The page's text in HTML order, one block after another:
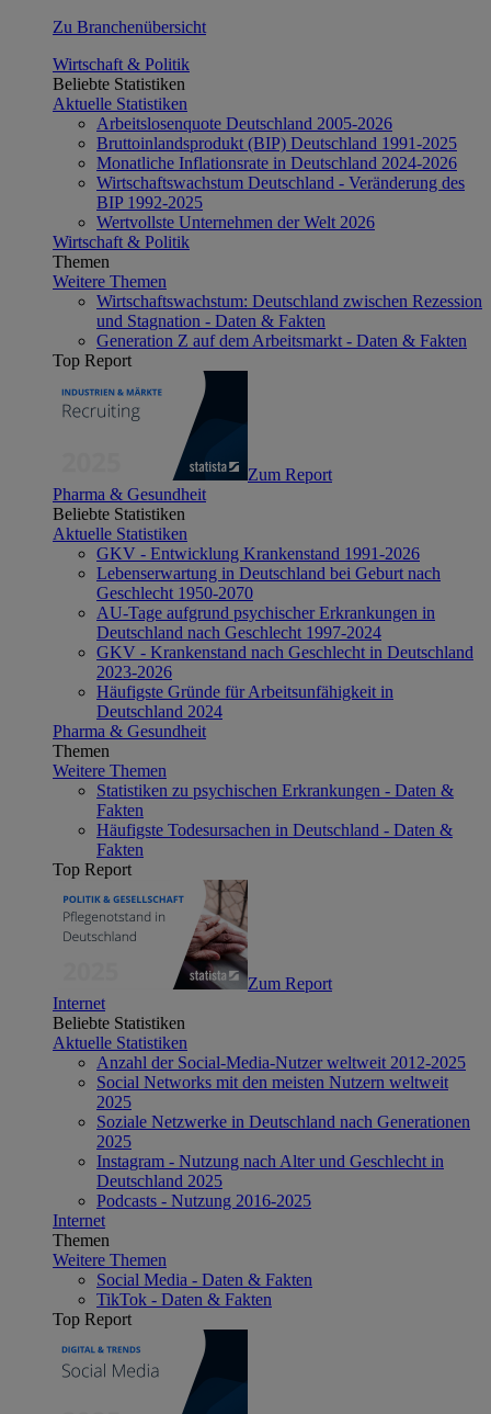
Zu Branchenübersicht
Wirtschaft & Politik
Beliebte Statistiken
Aktuelle Statistiken
Arbeitslosenquote Deutschland 2005-2026
Bruttoinlandsprodukt (BIP) Deutschland 1991-2025
Monatliche Inflationsrate in Deutschland 2024-2026
Wirtschaftswachstum Deutschland - Veränderung des
BIP 1992-2025
Wertvollste Unternehmen der Welt 2026
Wirtschaft & Politik
Themen
Weitere Themen
Wirtschaftswachstum: Deutschland zwischen Rezession
und Stagnation - Daten & Fakten
Generation Z auf dem Arbeitsmarkt - Daten & Fakten
Top Report
Zum Report
Pharma & Gesundheit
Beliebte Statistiken
Aktuelle Statistiken
GKV - Entwicklung Krankenstand 1991-2026
Lebenserwartung in Deutschland bei Geburt nach
Geschlecht 1950-2070
AU-Tage aufgrund psychischer Erkrankungen in
Deutschland nach Geschlecht 1997-2024
GKV - Krankenstand nach Geschlecht in Deutschland
2023-2026
Häufigste Gründe für Arbeitsunfähigkeit in
Deutschland 2024
Pharma & Gesundheit
Themen
Weitere Themen
Statistiken zu psychischen Erkrankungen - Daten &
Fakten
Häufigste Todesursachen in Deutschland - Daten &
Fakten
Top Report
Zum Report
Internet
Beliebte Statistiken
Aktuelle Statistiken
Anzahl der Social-Media-Nutzer weltweit 2012-2025
Social Networks mit den meisten Nutzern weltweit
2025
Soziale Netzwerke in Deutschland nach Generationen
2025
Instagram - Nutzung nach Alter und Geschlecht in
Deutschland 2025
Podcasts - Nutzung 2016-2025
Internet
Themen
Weitere Themen
Social Media - Daten & Fakten
TikTok - Daten & Fakten
Top Report